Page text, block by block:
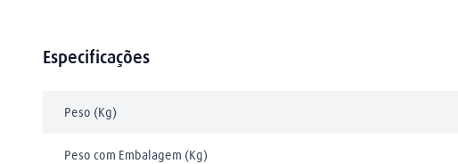
Especificações
Peso (Kg)
Peso com Embalagem (Kg)